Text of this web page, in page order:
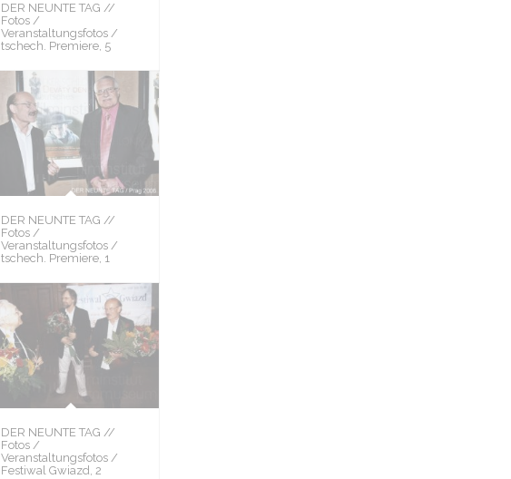
DER NEUNTE TAG //
Fotos /
Veranstaltungsfotos /
tschech. Premiere, 5
DER NEUNTE TAG //
Fotos /
Veranstaltungsfotos /
tschech. Premiere, 1
DER NEUNTE TAG //
Fotos /
Veranstaltungsfotos /
Festiwal Gwiazd, 2